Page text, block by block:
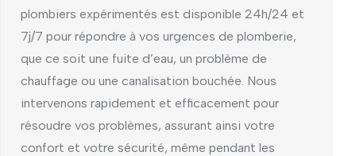
plombiers expérimentés est disponible 24h/24 et
7j/7 pour répondre à vos urgences de plomberie,
que ce soit une fuite d’eau, un problème de
chauffage ou une canalisation bouchée. Nous
intervenons rapidement et efficacement pour
résoudre vos problèmes, assurant ainsi votre
confort et votre sécurité, même pendant les